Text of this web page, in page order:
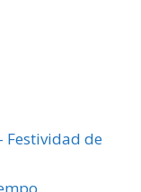
Festividad de